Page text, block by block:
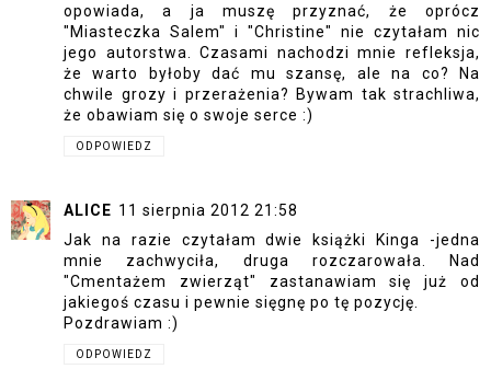
opowiada, a ja muszę przyznać, że oprócz
"Miasteczka Salem" i "Christine" nie czytałam nic
jego autorstwa. Czasami nachodzi mnie refleksja,
że warto byłoby dać mu szansę, ale na co? Na
chwile grozy i przerażenia? Bywam tak strachliwa,
że obawiam się o swoje serce :)
ODPOWIEDZ
ALICE 11 sierpnia 2012 21:58
Jak na razie czytałam dwie książki Kinga -jedna
mnie zachwyciła, druga rozczarowała. Nad
"Cmentażem zwierząt" zastanawiam się już od
jakiegoś czasu i pewnie sięgnę po tę pozycję.
Pozdrawiam :)
ODPOWIEDZ